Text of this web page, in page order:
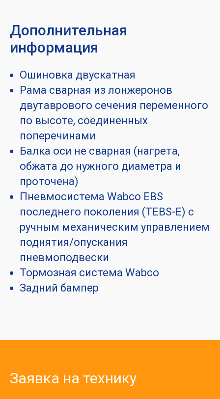
Дополнительная
информация
Ошиновка двускатная
Рама сварная из лонжеронов
двутаврового сечения переменного
по высоте, соединенных
поперечинами
Балка оси не сварная (нагрета,
обжата до нужного диаметра и
проточена)
Пневмосистема Wabco EBS
последнего поколения (TEBS-E) с
ручным механическим управлением
поднятия/опускания
пневмоподвески
Тормозная система Wabco
Задний бампер
Заявка на технику